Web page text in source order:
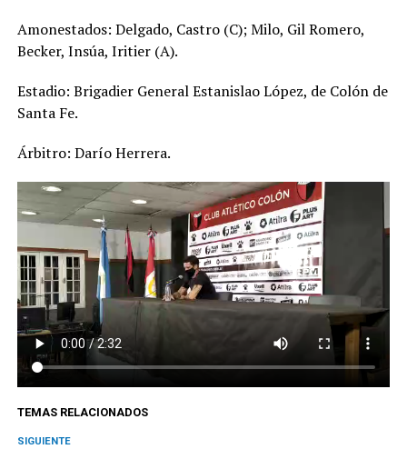
Amonestados: Delgado, Castro (C); Milo, Gil Romero,
Becker, Insúa, Iritier (A).
Estadio: Brigadier General Estanislao López, de Colón de
Santa Fe.
Árbitro: Darío Herrera.
TEMAS RELACIONADOS
SIGUIENTE